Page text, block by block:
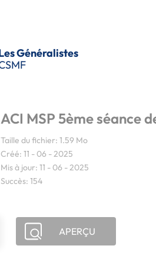
Généralistes
ACI MSP 5ème séance
Taille du fichier: 1.59 Mo
Créé: 11 - 06 - 2025
Mis à jour: 11 - 06 - 2025
Succès: 154
APERÇU